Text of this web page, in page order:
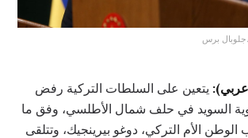
برس
يتعين على السلطات التركية رفض
السويد في حلف شمال الأطلسي، وفق ما
الأم التركي، دوغو بيرينجيك، وتتلقى